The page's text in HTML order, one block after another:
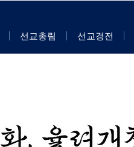
선교총림 선교경전